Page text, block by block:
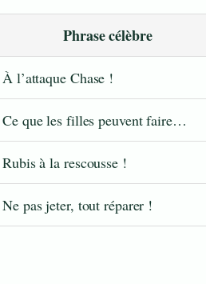
Phrase célèbre
À l’attaque Chase !
Ce que les filles peuvent faire…
Rubis à la rescousse !
Ne pas jeter, tout réparer !